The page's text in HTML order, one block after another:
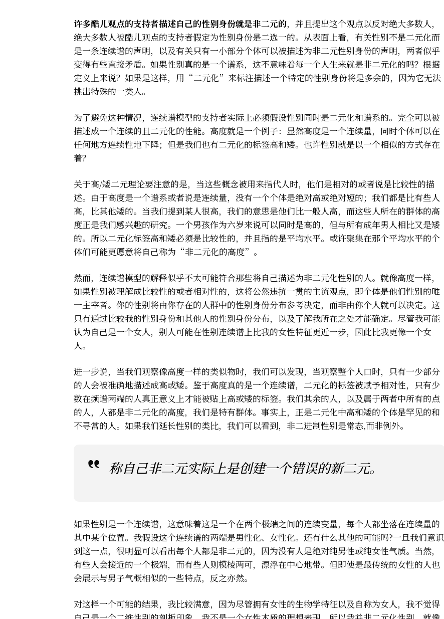
许多酷儿观点的支持者描述自己的性别身份就是非二元的，并且提出这个观点以反对绝大多数人，
绝大多数人被酷儿观点的支持者假定为性别身份是二选一的。从表面上看，有关性别不是二元化而
是一条连续谱的声明，以及有关只有一小部分个体可以被描述为非二元性别身份的声明，两者似乎
变得有些直接矛盾。如果性别真的是一个谱系，这不意味着每一个人生来就是非二元化的吗？根据
定义上来说？如果是这样，用“二元化”来标注描述一个特定的性别身份将是多余的，因为它无法
挑出特殊的一类人。
为了避免这种情况，连续谱模型的支持者实际上必须假设性别同时是二元化和谱系的。完全可以被
描述成一个连续的且二元化的性能。高度就是一个例子：显然高度是一个连续量，同时个体可以在
任何地方连续性地下降；但是我们也有二元化的标签高和矮。也许性别就是以一个相似的方式存在
着？
关于高/矮二元理论要注意的是，当这些概念被用来指代人时，他们是相对的或者说是比较性的描
述。由于高度是一个谱系或者说是连续量，没有一个个体是绝对高或绝对短的；我们都是比有些人
高，比其他矮的。当我们提到某人很高，我们的意思是他们比一般人高，而这些人所在的群体的高
度正是我们感兴趣的研究。一个男孩作为六岁来说可以同时是高的，但与所有成年男人相比又是矮
的。所以二元化标签高和矮必须是比较性的，并且指的是平均水平。或许聚集在那个平均水平的个
体们可能更愿意将自己称为“非二元化的高度”。
然而，连续谱模型的解释似乎不太可能符合那些将自己描述为非二元化性别的人。就像高度一样，
如果性别被理解成比较性的或者相对性的，这将公然违抗一贯的主流观点，即个体是他们性别的唯
一主宰者。你的性别将由你存在的人群中的性别身份分布参考决定，而非由你个人就可以决定。这
只有通过比较我的性别身份和其他人的性别身份分布，以及了解我所在之处才能确定。尽管我可能
认为自己是一个女人，别人可能在性别连续谱上比我的女性特征更近一步，因此比我更像一个女
人。
进一步说，当我们观察像高度一样的类似物时，我们可以发现，当观察整个人口时，只有一少部分
的人会被准确地描述成高或矮。鉴于高度真的是一个连续谱，二元化的标签被赋予相对性，只有少
数在频谱两端的人真正意义上才能被贴上高或矮的标签。我们其余的人，以及属于两者中所有的点
的人，人都是非二元化的高度，我们是特有群体。事实上，正是二元化中高和矮的个体是罕见的和
不寻常的人。如果我们延长性别的类比，我们可以看到，非二进制性别是常态,而非例外。
称自己非二元实际上是创建一个错误的新二元。
如果性别是一个连续谱，这意味着这是一个在两个极端之间的连续变量，每个人都坐落在连续量的
其中某个位置。我假设这个连续谱的两端是男性化、女性化。还有什么其他的可能吗?一旦我们意识
到这一点，很明显可以看出每个人都是非二元的，因为没有人是绝对纯男性或纯女性气质。当然，
有些人会接近的一个极端，而有些人则模棱两可，漂浮在中心地带。但即使是最传统的女性的人也
会展示与男子气概相似的一些特点，反之亦然。
对这样一个可能的结果，我比较满意，因为尽管拥有女性的生物学特征以及自称为女人，我不觉得